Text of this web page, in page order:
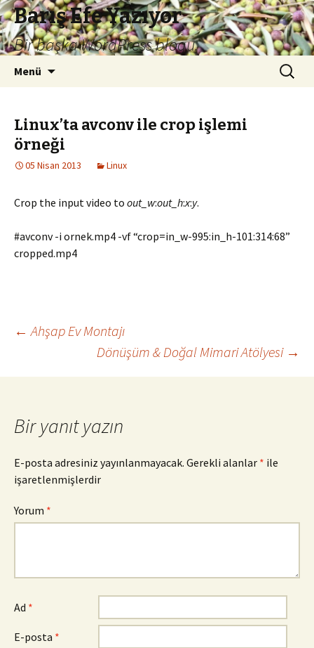
Barış Efe Yazıyor
Bir başka WordPress blogu.
Menü Arama:
Linux’ta avconv ile crop işlemi
örneği
05 Nisan 2013 Linux
Crop the input video to out_w:out_h:x:y.
#avconv -i ornek.mp4 -vf “crop=in_w-995:in_h-101:314:68”
cropped.mp4
Yazı
dolaşımı
← Ahşap Ev Montajı
Dönüşüm & Doğal Mimari Atölyesi →
Bir yanıt yazın
E-posta adresiniz yayınlanmayacak. Gerekli alanlar * ile
işaretlenmişlerdir
Yorum *
Ad *
E-posta *